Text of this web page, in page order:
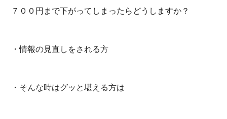
７００円まで下がってしまったらどうしますか？
・情報の見直しをされる方
・そんな時はグッと堪える方は